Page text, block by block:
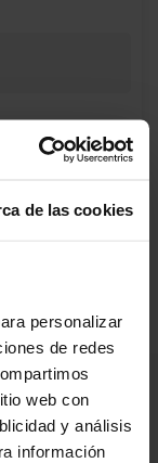
de las cookies
personalizar
de redes
web con
y análisis
información
de